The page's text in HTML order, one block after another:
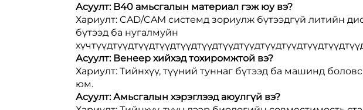
Асуулт: B40 амьсгалын материал гэж юу вэ?
Хариулт: CAD/CAM системд зориулж бүтээдгүй литийн
бүтээд ба нугалмуйн
Асуулт: Венеер хийхэд тохиромжтой вэ?
Хариулт: Тийнхүү, түүний туннаг бүтээд ба машинд
юм.
Асуулт: Амьсгалын хэрэглээд аюулгүй вэ?